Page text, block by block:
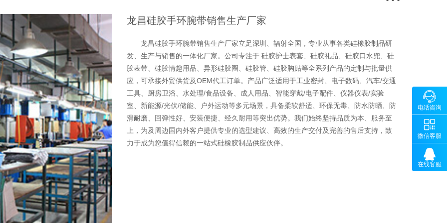
龙昌硅胶手环腕带销售生产厂家
龙昌硅胶手环腕带销售生产厂家立足深圳、辐射全国，专业从事各类硅橡胶制品研
发、生产与销售的一体化厂家。公司专注于 硅胶护士表套、硅胶礼品、硅胶口水兜、硅
胶表带、硅胶情趣用品、异形硅胶圈、硅胶管、硅胶胸贴等全系列产品的定制与批量供
应，可承接外贸供货及OEM代工订单。产品广泛适用于工业密封、电子数码、汽车/交通
工具、厨房卫浴、水处理/食品设备、成人用品、智能穿戴/电子配件、仪器仪表/实验
室、新能源/光伏/储能、户外运动等多元场景，具备柔软舒适、环保无毒、防水防晒、防
滑耐磨、回弹性好、安装便捷、经久耐用等突出优势。我们始终坚持品质为本、服务至
上，为及周边国内外客户提供专业的选型建议、高效的生产交付及完善的售后支持，致
力于成为您值得信赖的一站式硅橡胶制品供应伙伴。

电话咨询
咨询

微信客服

在线客服